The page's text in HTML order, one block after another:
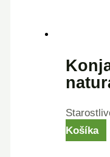
Košíka